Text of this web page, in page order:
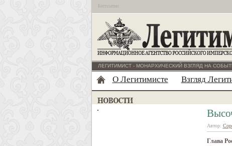
Бесплатно
ЛЕГИТИМИСТ - МОНАРХИЧЕСКИЙ ВЗГЛЯД НА
О Легитимисте Взгляд
Автор:
Глава